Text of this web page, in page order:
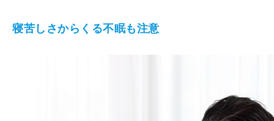
寝苦しさからくる不眠も注意